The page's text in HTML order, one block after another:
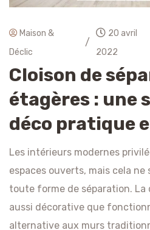
Maison &
Déclic
/
20 avril
2022
Cloison de
étagères : une
déco pratique
Les intérieurs modernes
espaces ouverts, mais cela ne
toute forme de séparation. La
aussi décorative que
alternative aux murs